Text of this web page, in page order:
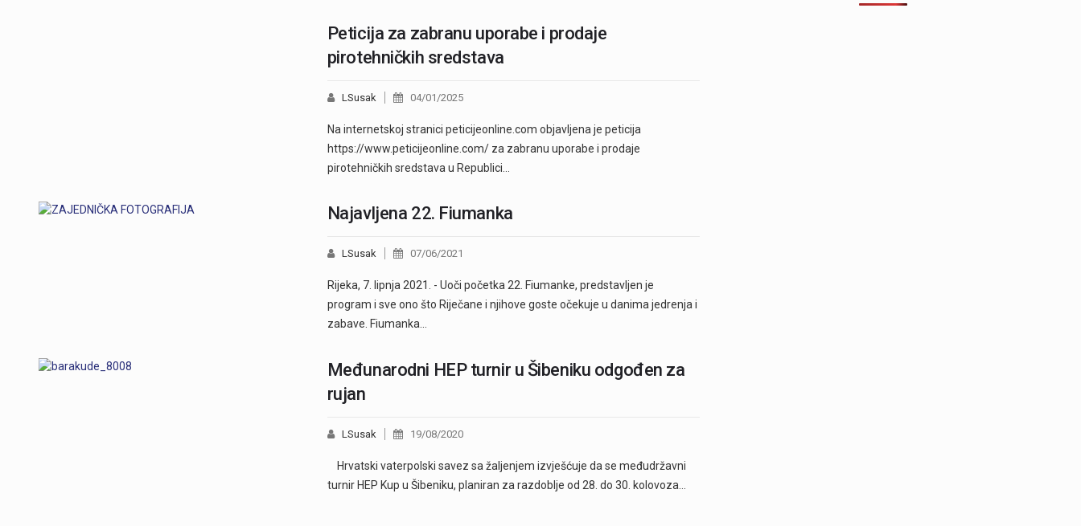
Peticija za zabranu uporabe i prodaje
pirotehničkih sredstava
LSusak 04/01/2025
Na internetskoj stranici peticijeonline.com objavljena je peticija
https://www.peticijeonline.com/ za zabranu uporabe i prodaje
pirotehničkih sredstava u Republici…
Najavljena 22. Fiumanka
LSusak 07/06/2021
Rijeka, 7. lipnja 2021. - Uoči početka 22. Fiumanke, predstavljen je
program i sve ono što Riječane i njihove goste očekuje u danima jedrenja i
zabave. Fiumanka…
Međunarodni HEP turnir u Šibeniku odgođen za
rujan
LSusak 19/08/2020
Hrvatski vaterpolski savez sa žaljenjem izvješćuje da se međudržavni
turnir HEP Kup u Šibeniku, planiran za razdoblje od 28. do 30. kolovoza…